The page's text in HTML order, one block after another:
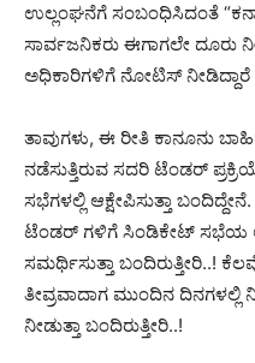
ಉಲ್ಲಂಘನೆಗೆ ಸಂಬಂಧಿಸಿದಂತೆ
ಸಾರ್ವಜನಿಕರು ಈಗಾಗಲೇ ದೂರು
ಅಧಿಕಾರಿಗಳಿಗೆ ನೋಟಿಸ್
ತಾವುಗಳು, ಈ ರೀತಿ ಕಾನೂನು
ನಡೆಸುತ್ತಿರುವ ಸದರಿ ಟೆಂಡರ್
ಸಭೆಗಳಲ್ಲಿ ಆಕ್ಷೇಪಿಸುತ್ತಾ
ಟೆಂಡರ್ ಗಳಿಗೆ ಸಿಂಡಿಕೇಟ್ ಸಭೆಯ
ಸಮರ್ಥಿಸುತ್ತಾ ಬಂದಿರುತ್ತೀರಿ..!
ತೀವ್ರವಾದಾಗ ಮುಂದಿನ
ನೀಡುತ್ತಾ ಬಂದಿರುತ್ತೀರಿ..!